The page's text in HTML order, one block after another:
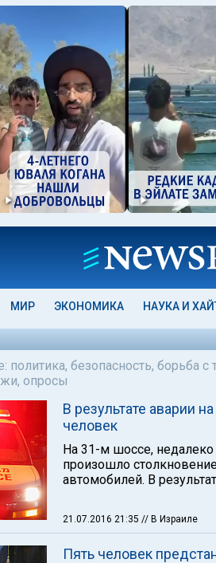
МИР ЭКОНОМИКА НАУКА И
политика, безопасность, борьба с
опросы
В результате аварии
человек
На 31-м шоссе,
произошло
автомобилей. В
21.07.2016 21:35 // В Израиле
Пять человек